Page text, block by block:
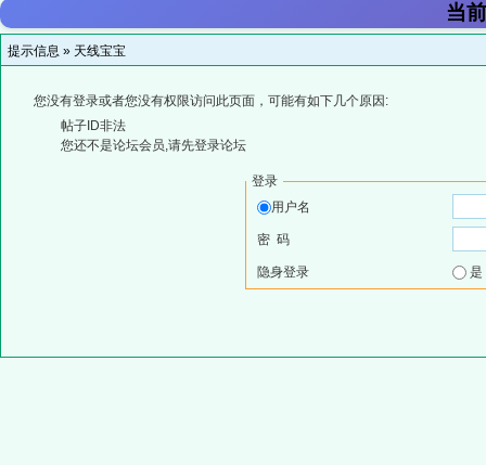
当
提示信息 » 天线宝宝
您没有登录或者您没有权限访问此页面，可能有如下几个原因:
帖子ID非法
您还不是论坛会员,请先登录论坛
登录
用户名
密 码
隐身登录